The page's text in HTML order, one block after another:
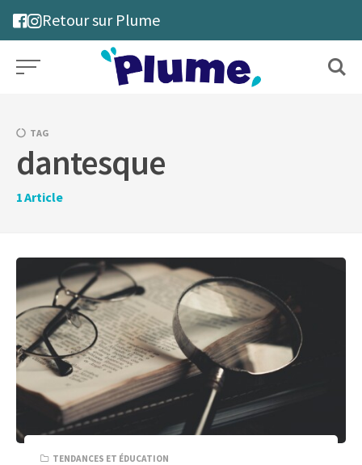
Skip
to
content
Retour sur Plume
TAG
dantesque
1Article
TENDANCES ET ÉDUCATION